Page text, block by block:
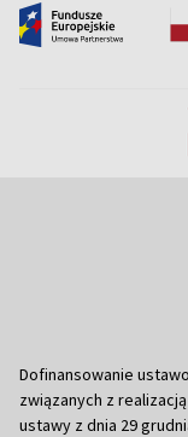
Dofinansowanie
związanych z
ustawy z dnia 29